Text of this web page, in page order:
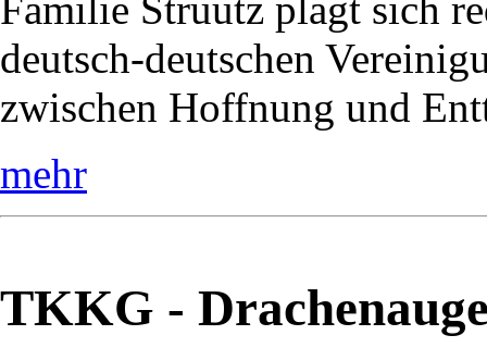
Familie Struutz plagt sich
deutsch-deutschen
zwischen Hoffnung und
mehr
TKKG -